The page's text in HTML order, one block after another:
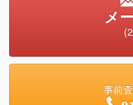
メ
事前